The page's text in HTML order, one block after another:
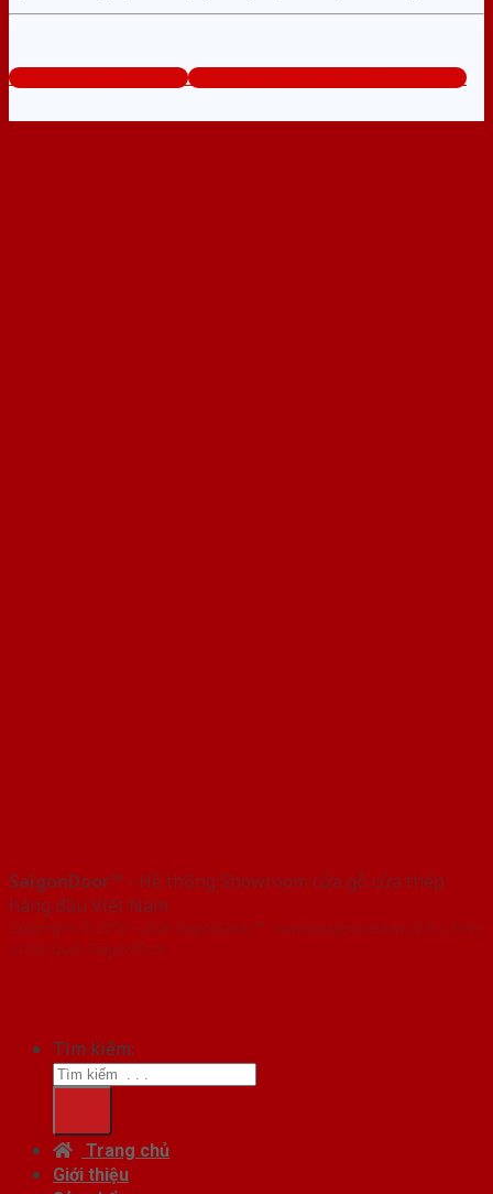
www.cuagocuathep.com Tổng đài tư vấn miễn phí: 0824.400.400
SaigonDoor™ - Hệ thống Showroom cửa gỗ cửa thép
hàng đầu Việt Nam
Copyright ⓒ 2016 – 2026 SaigonDoor™ - www.cuagocuathep.com | Đơn
vị chủ quản SaigonDoor
Tìm kiếm:
Trang chủ
Giới thiệu